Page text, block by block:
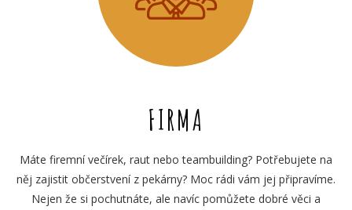
FIRMA
Máte firemní večírek, raut nebo teambuilding? Potřebujete na
něj zajistit občerstvení z pekárny? Moc rádi vám jej připravíme.
Nejen že si pochutnáte, ale navíc pomůžete dobré věci a